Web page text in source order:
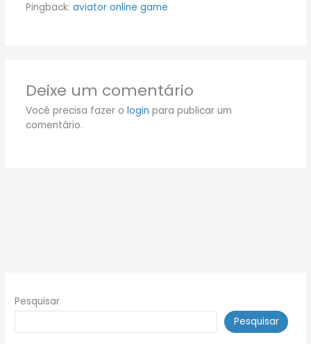
Pingback: aviator online game
Deixe um comentário
Você precisa fazer o login para publicar um
comentário.
Pesquisar
Pesquisar